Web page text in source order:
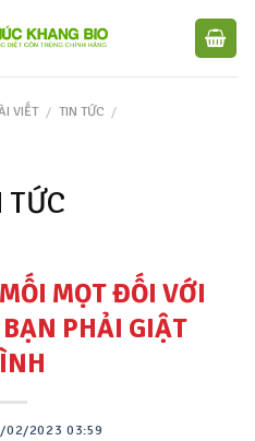
VIẾT / TIN TỨC /
TỨC
MỌT ĐỐI VỚI
PHẢI GIẬT
02/2023 03:59